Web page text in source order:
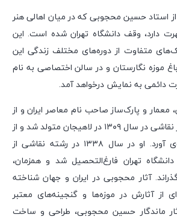
استاد حسین محجوبی که در میان اهالی هنر
دارد، وقف دانشگاه تهران شده است. این
متفاوت از دوره‌های مختلف زندگی این
موزه نگارستان و در سالن اختصاصی به نام
دائمی به نمایش درخواهد آمد.
و پارک‌ساز صاحب نام معاصر ایران و از
چهره‌های بین‌المللی هنر نقاشی در سال ۱۳۰۹ در لاهیجان متولد شد و از
نوجوانی به نقاشی روی آورد. او در سال ۱۳۳۸ در رشته نقاشی از
تهران فارغ‌التحصیل شد و همزمان،
آثار محجوبی در ایران و جهان شناخته
از آثارش در موزه‌ها و گنجینه‌های معتبر
ماندگار حسین محجوبی، طراحی و ساخت